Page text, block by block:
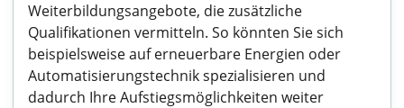
Weiterbildungsangebote, die zusätzliche
Qualifikationen vermitteln. So könnten Sie sich
beispielsweise auf erneuerbare Energien oder
Automatisierungstechnik spezialisieren und
dadurch Ihre Aufstiegsmöglichkeiten weiter